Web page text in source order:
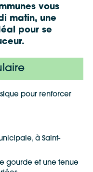
vous
matin, une
pour se
pour renforcer
à Saint-
gourde et une tenue